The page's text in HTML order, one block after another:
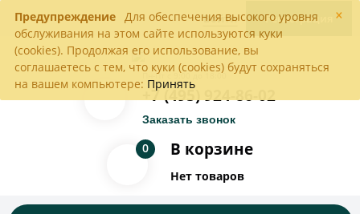
×
Предупреждение Для обеспечения высокого уровня
обслуживания на этом сайте используются куки
(cookies). Продолжая его использование, вы
соглашаетесь с тем, что куки (cookies) будут сохраняться
на вашем компьютере: Принять
Войти Регистрация
Пн-Пт с 9:00 до 18:00
+7 (495) 924-86-02
Заказать звонок
В корзине
0
Нет товаров